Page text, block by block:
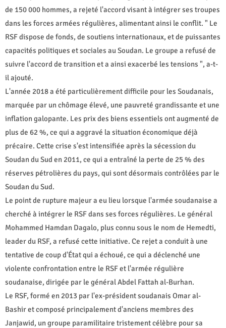
de 150 000 hommes, a rejeté l'accord visant à intégrer ses troupes
dans les forces armées régulières, alimentant ainsi le conflit. " Le
RSF dispose de fonds, de soutiens internationaux, et de puissantes
capacités politiques et sociales au Soudan. Le groupe a refusé de
suivre l'accord de transition et a ainsi exacerbé les tensions ", a-t-
il ajouté.
L'année 2018 a été particulièrement difficile pour les Soudanais,
marquée par un chômage élevé, une pauvreté grandissante et une
inflation galopante. Les prix des biens essentiels ont augmenté de
plus de 62 %, ce qui a aggravé la situation économique déjà
précaire. Cette crise s'est intensifiée après la sécession du
Soudan du Sud en 2011, ce qui a entraîné la perte de 25 % des
réserves pétrolières du pays, qui sont désormais contrôlées par le
Soudan du Sud.
Le point de rupture majeur a eu lieu lorsque l'armée soudanaise a
cherché à intégrer le RSF dans ses forces régulières. Le général
Mohammed Hamdan Dagalo, plus connu sous le nom de Hemedti,
leader du RSF, a refusé cette initiative. Ce rejet a conduit à une
tentative de coup d'État qui a échoué, ce qui a déclenché une
violente confrontation entre le RSF et l'armée régulière
soudanaise, dirigée par le général Abdel Fattah al-Burhan.
Le RSF, formé en 2013 par l'ex-président soudanais Omar al-
Bashir et composé principalement d'anciens membres des
Janjawid, un groupe paramilitaire tristement célèbre pour sa